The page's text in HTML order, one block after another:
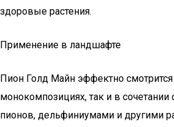
здоровые растения.
Применение в ландшафте
Пион Голд Майн эффектно смотрится
монокомпозициях, так и в сочетании
пионов, дельфиниумами и другими